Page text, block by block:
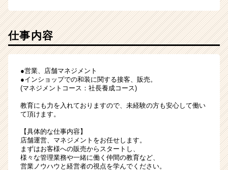
仕事内容
●営業、店舗マネジメント
●インショップでの和装に関する接客、販売。
(マネジメントコース ：社長養成コース)
教育にも力を入れておりますので、未経験の方も安心して働い
て頂けます。
【具体的な仕事内容】
店舗運営、マネジメントをお任せします。
まずはお客様への販売からスタートし、
様々な管理業務や一緒に働く仲間の教育など、
営業ノウハウと経営者の視点を学んでください。